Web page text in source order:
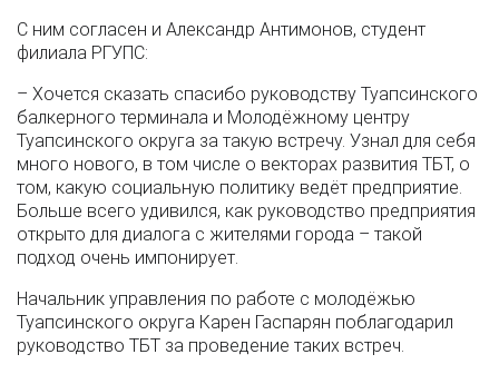
С ним согласен и Александр Антимонов, студент
филиала РГУПС:
– Хочется сказать спасибо руководству Туапсинского
балкерного терминала и Молодёжному центру
Туапсинского округа за такую встречу. Узнал для себя
много нового, в том числе о векторах развития ТБТ, о
том, какую социальную политику ведёт предприятие.
Больше всего удивился, как руководство предприятия
открыто для диалога с жителями города – такой
подход очень импонирует.
Начальник управления по работе с молодёжью
Туапсинского округа Карен Гаспарян поблагодарил
руководство ТБТ за проведение таких встреч.